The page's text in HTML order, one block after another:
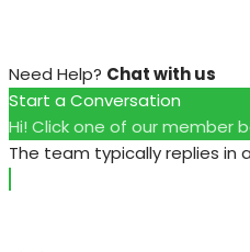
Need Help? Chat with us
Start a Conversation
Hi! Click one of our member
The team typically replies in